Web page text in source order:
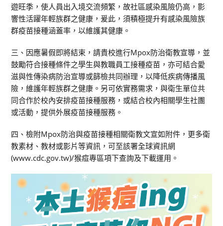
遊旺季，使人員出入境交流頻繁，故社區感染風險仍高，影
響性活躍年輕族群之健康，爰此，須積極提升有感染風險族
群疫苗接種涵蓋率，以維護其健康。
三、因應暑假即將結束，請貴校進行Mpox防治衛教宣導，並
鼓勵符合接種條件之學生與教職員工接種疫苗，亦可結合愛
滋與性傳染病防治宣導或篩檢共同辦理，以降低疾病傳播風
險，維護年輕族群之健康。另可依實務需求，與衛生單位共
同合作於校內安排疫苗接種服務，或結合校內相關學生社團
或活動，提供外展疫苗接種服務。
四、檢附Mpox防治與疫苗接種相關衛教文宣如附件，更多衛
教素材、教材或影片等資訊，可至該署全球資訊網
(www.cdc.gov.tw)/猴痘專區項下查詢及下載運用。